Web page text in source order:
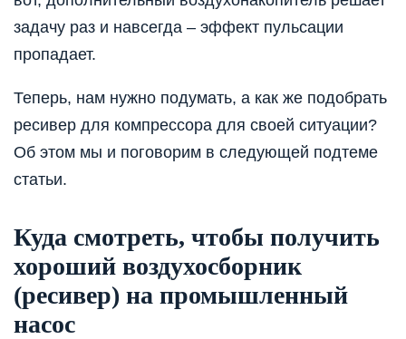
задачу раз и навсегда – эффект пульсации
пропадает.
Теперь, нам нужно подумать, а как же подобрать
ресивер для компрессора для своей ситуации?
Об этом мы и поговорим в следующей подтеме
статьи.
Куда смотреть, чтобы получить
хороший воздухосборник
(ресивер) на промышленный
насос